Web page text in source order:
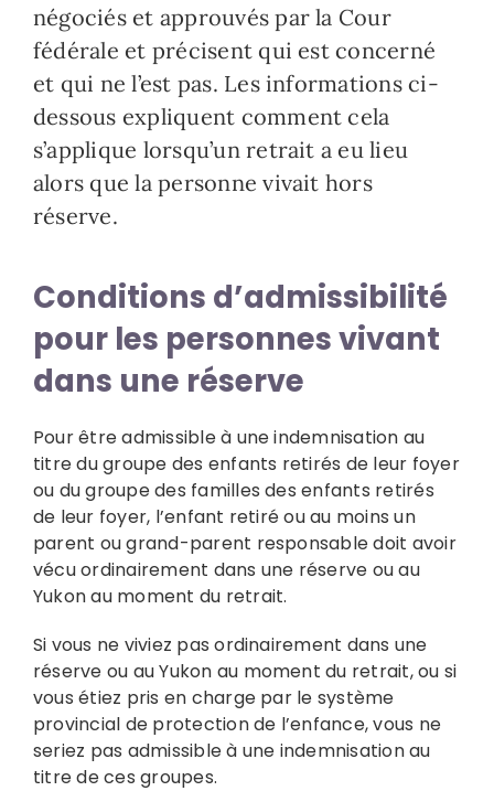
négociés et approuvés par la Cour
fédérale et précisent qui est concerné
et qui ne l’est pas. Les informations ci-
dessous expliquent comment cela
s’applique lorsqu’un retrait a eu lieu
alors que la personne vivait hors
réserve.
Conditions d’admissibilité
pour les personnes vivant
dans une réserve
Pour être admissible à une indemnisation au
titre du groupe des enfants retirés de leur foyer
ou du groupe des familles des enfants retirés
de leur foyer, l’enfant retiré ou au moins un
parent ou grand-parent responsable doit avoir
vécu ordinairement dans une réserve ou au
Yukon au moment du retrait.
Si vous ne viviez pas ordinairement dans une
réserve ou au Yukon au moment du retrait, ou si
vous étiez pris en charge par le système
provincial de protection de l’enfance, vous ne
seriez pas admissible à une indemnisation au
titre de ces groupes.